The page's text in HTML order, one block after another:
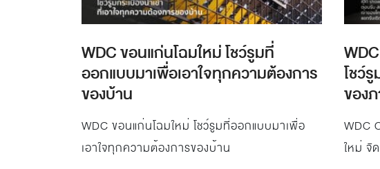
WDC ขอนแก่นโฉมใหม่ โชว์รูมที่
ออกแบบมาเพื่อเอาใจทุกความต้องการ
ของบ้าน
WDC ขอนแก่นโฉมใหม่ โชว์รูมที่ออกแบบมาเพื่อ
เอาใจทุกความต้องการของบ้าน
โชว์
ของ
WDC
ใหม่ จั